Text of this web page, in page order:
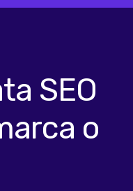
SEO
o